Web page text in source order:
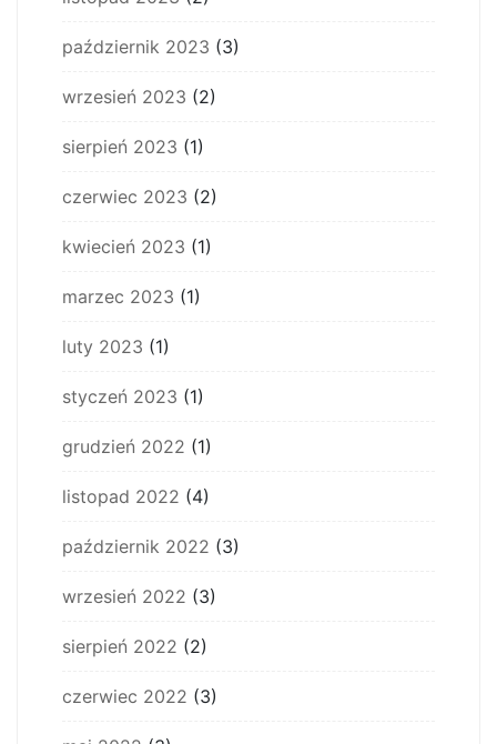
październik 2023 (3)
wrzesień 2023 (2)
sierpień 2023 (1)
czerwiec 2023 (2)
kwiecień 2023 (1)
marzec 2023 (1)
luty 2023 (1)
styczeń 2023 (1)
grudzień 2022 (1)
listopad 2022 (4)
październik 2022 (3)
wrzesień 2022 (3)
sierpień 2022 (2)
czerwiec 2022 (3)